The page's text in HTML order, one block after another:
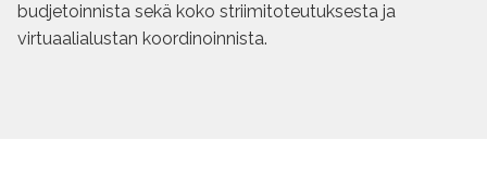
budjetoinnista sekä koko striimitoteutuksesta ja
virtuaalialustan koordinoinnista.